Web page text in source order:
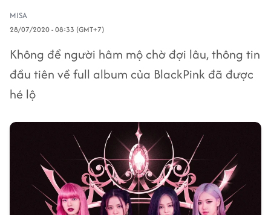
MISA
28/07/2020 - 08:33 (GMT+7)
Không để người hâm mộ chờ đợi lâu, thông tin
đầu tiên về full album của BlackPink đã được
hé lộ